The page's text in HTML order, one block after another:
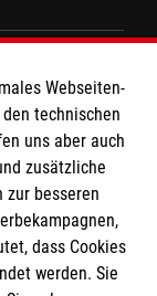
Webseiten-
technischen
uns aber auch
zusätzliche
zur besseren
dass Cookies
werden. Sie